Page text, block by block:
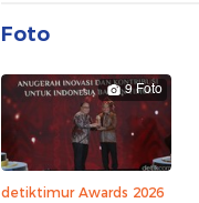
Foto
9 Foto
detiktimur Awards 2026